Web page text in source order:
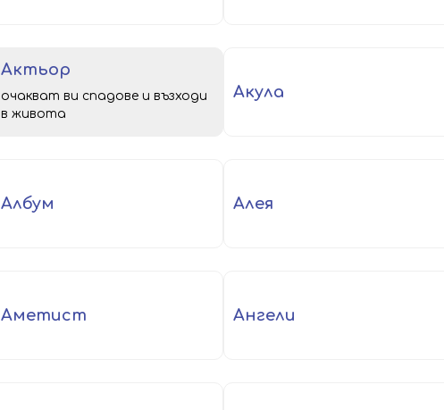
актьор
очакват ви спадове и възходи
в живота
акула
албум алея
аметист ангели